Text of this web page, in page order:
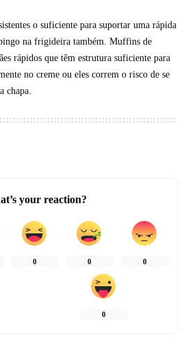
o suficiente para suportar uma rápida
na frigideira também. Muffins de
rápidos que têm estrutura suficiente para
no creme ou eles correm o risco de se
chapa.
your reaction?
0 0 0
0